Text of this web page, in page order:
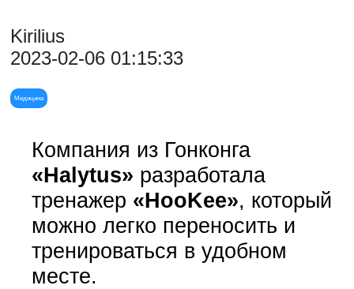
Kirilius
2023-02-06 01:15:33
Медицина
Компания из Гонконга
«Halytus» разработала
тренажер «HooKee», который
можно легко переносить и
тренироваться в удобном
месте.